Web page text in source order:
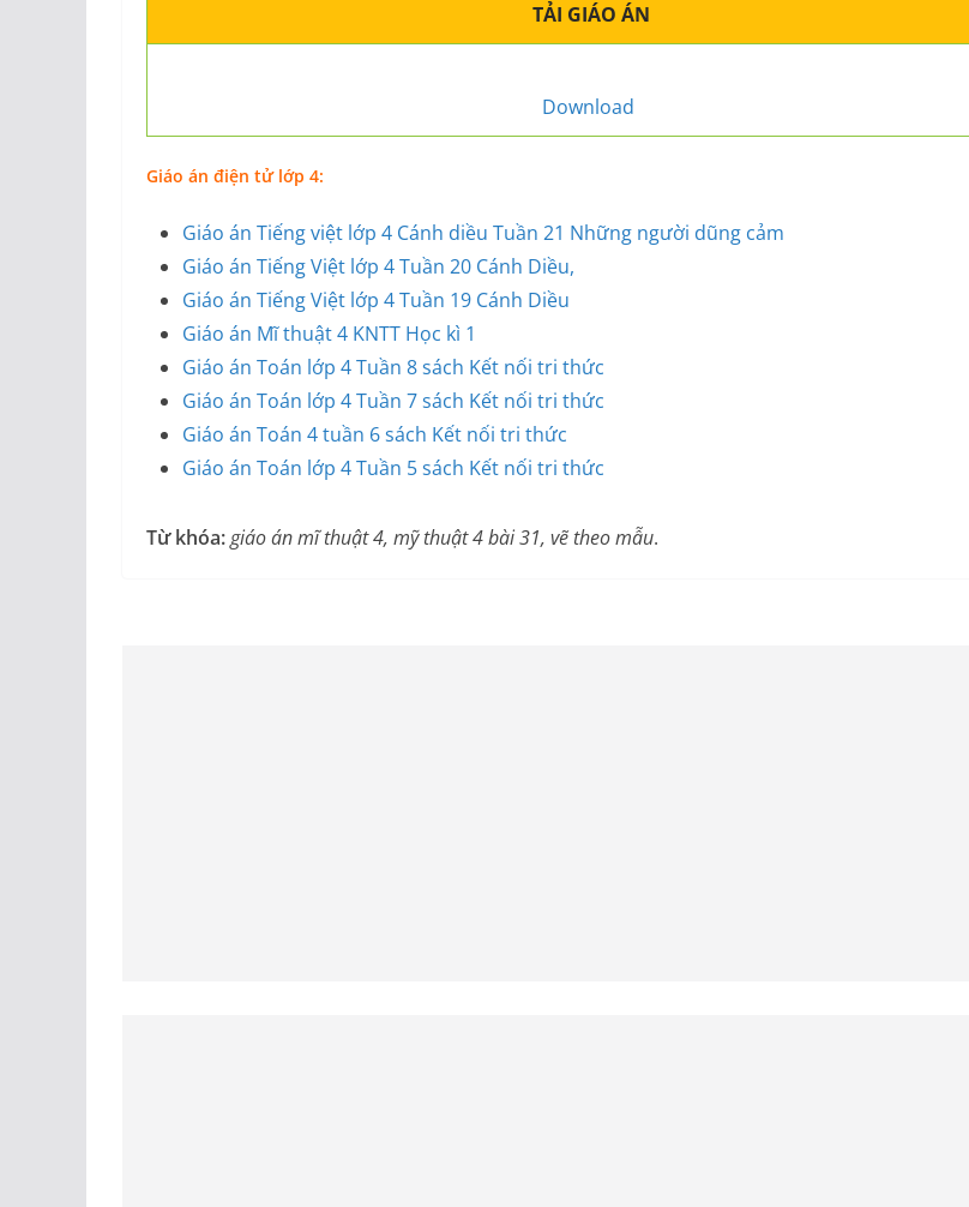
TẢI GIÁO ÁN
Download
Giáo án điện tử lớp 4:
Giáo án Tiếng việt lớp 4 Cánh diều Tuần 21 Những người dũng cảm
Giáo án Tiếng Việt lớp 4 Tuần 20 Cánh Diều,
Giáo án Tiếng Việt lớp 4 Tuần 19 Cánh Diều
Giáo án Mĩ thuật 4 KNTT Học kì 1
Giáo án Toán lớp 4 Tuần 8 sách Kết nối tri thức
Giáo án Toán lớp 4 Tuần 7 sách Kết nối tri thức
Giáo án Toán 4 tuần 6 sách Kết nối tri thức
Giáo án Toán lớp 4 Tuần 5 sách Kết nối tri thức
Từ khóa:giáo án mĩ thuật 4, mỹ thuật 4 bài 31, vẽ theo mẫu.